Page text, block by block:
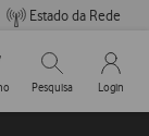
Estado da Rede
de compras
Pesquisar
Pesquisa
My
Login